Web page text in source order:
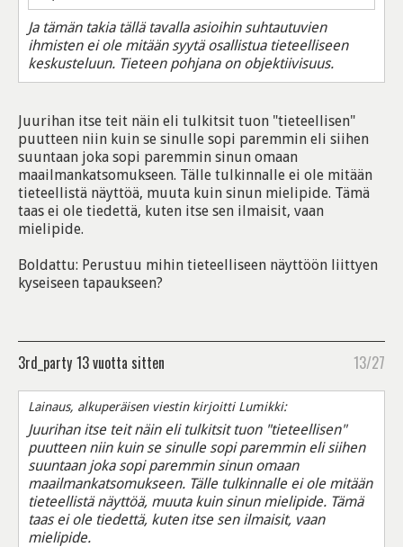
Ja tämän takia tällä tavalla asioihin suhtautuvien
ihmisten ei ole mitään syytä osallistua tieteelliseen
keskusteluun. Tieteen pohjana on objektiivisuus.
Juurihan itse teit näin eli tulkitsit tuon "tieteellisen"
puutteen niin kuin se sinulle sopi paremmin eli siihen
suuntaan joka sopi paremmin sinun omaan
maailmankatsomukseen. Tälle tulkinnalle ei ole mitään
tieteellistä näyttöä, muuta kuin sinun mielipide. Tämä
taas ei ole tiedettä, kuten itse sen ilmaisit, vaan
mielipide.
Boldattu: Perustuu mihin tieteelliseen näyttöön liittyen
kyseiseen tapaukseen?
3rd_party 13 vuotta sitten 13/27
Lainaus, alkuperäisen viestin kirjoitti Lumikki:
Juurihan itse teit näin eli tulkitsit tuon "tieteellisen"
puutteen niin kuin se sinulle sopi paremmin eli siihen
suuntaan joka sopi paremmin sinun omaan
maailmankatsomukseen. Tälle tulkinnalle ei ole mitään
tieteellistä näyttöä, muuta kuin sinun mielipide. Tämä
taas ei ole tiedettä, kuten itse sen ilmaisit, vaan
mielipide.